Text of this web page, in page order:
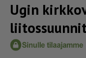
Ugin